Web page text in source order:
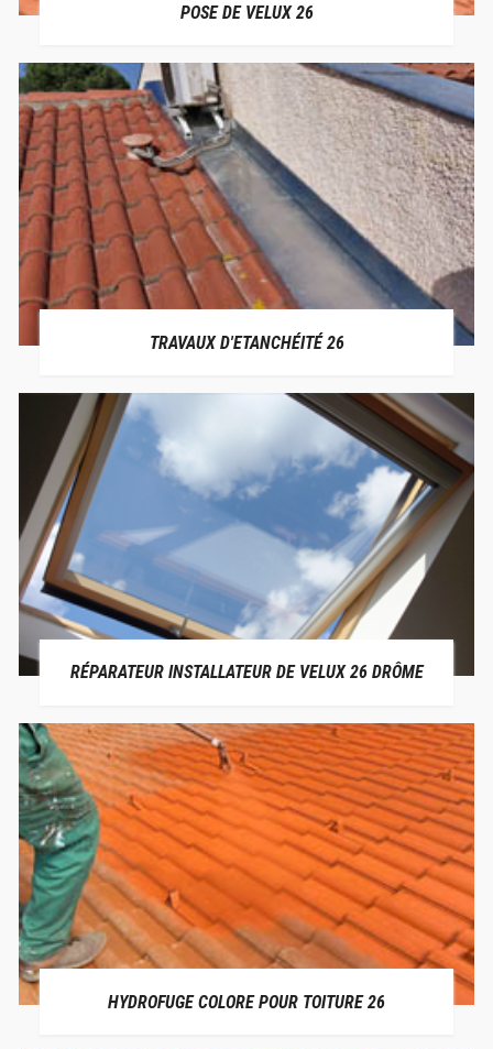
POSE DE VELUX 26
TRAVAUX D'ETANCHÉITÉ 26
RÉPARATEUR INSTALLATEUR DE VELUX 26 DRÔME
HYDROFUGE COLORE POUR TOITURE 26